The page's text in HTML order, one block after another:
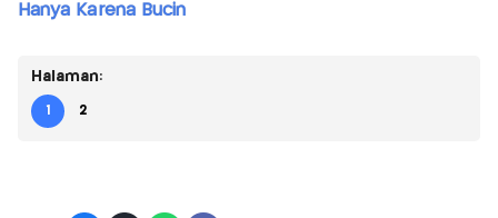
Hanya Karena Bucin
Halaman:
1 2